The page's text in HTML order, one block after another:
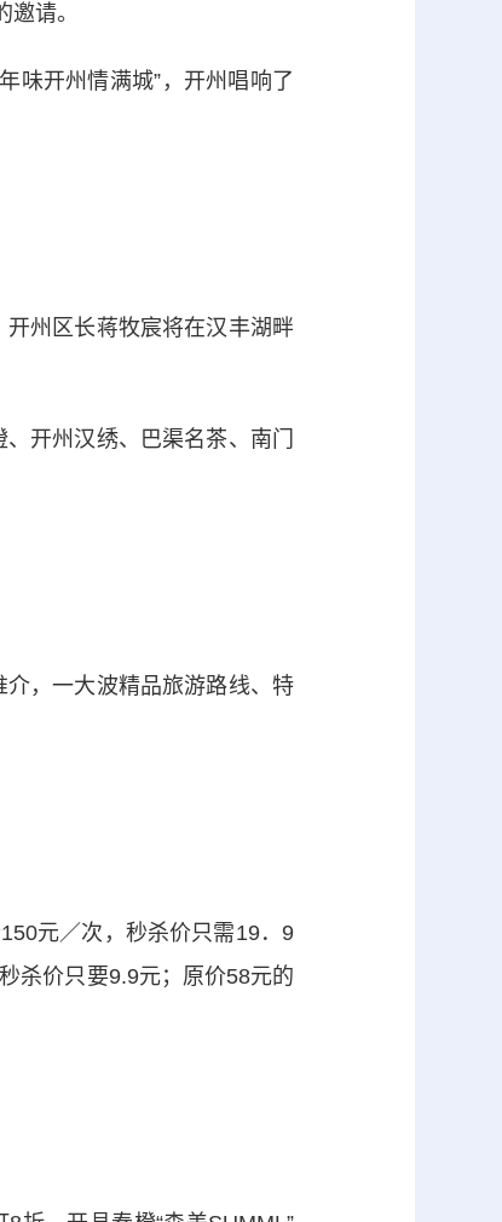
请。
开州情满城”，开州唱响了
州区长蒋牧宸将在汉丰湖畔
开州汉绣、巴渠名茶、南门
，一大波精品旅游路线、特
元／次，秒杀价只需19．9
杀价只要9.9元；原价58元的